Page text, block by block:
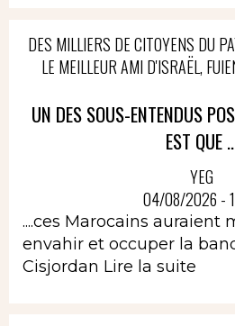
DES MILLIERS DE CITOYENS DU
LE MEILLEUR AMI D'ISRAËL,
UN DES SOUS-ENTENDUS
EST QUE
YEG
04/08/2026 -
....ces Marocains auraient
envahir et occuper la
Cisjordan Lire la suite